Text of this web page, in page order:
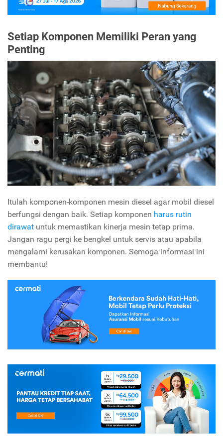
Setiap Komponen Memiliki Peran yang
Penting
Itulah komponen-komponen mesin diesel agar mobil diesel
berfungsi dengan baik. Setiap komponen harus rutin
dirawat untuk memastikan kinerja mesin tetap prima.
Jangan ragu pergi ke bengkel untuk servis atau apabila
mengalami kerusakan komponen. Semoga informasi ini
membantu!